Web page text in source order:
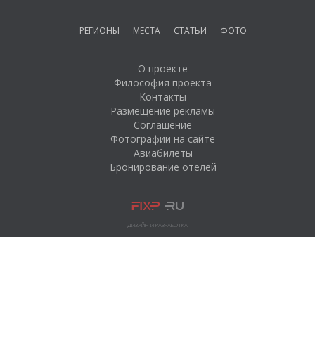
РЕГИОНЫ МЕСТА СТАТЬИ ФОТО
О проекте
Философия проекта
Контакты
Размещение рекламы
Соглашение
Фотографии на сайте
Авиабилеты
Бронирование отелей
ДИЗАЙН И РАЗРАБОТКА